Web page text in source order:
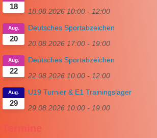
18
18.08.2026 10:00 - 12:00
20
Aug.
Deutsches Sportabzeichen
20.08.2026 17:00 - 19:00
22
Aug.
Deutsches Sportabzeichen
22.08.2026 10:00 - 12:00
29
Aug.
U19 Turnier & E1 Trainingslager
29.08.2026 10:00 - 19:00
Termine